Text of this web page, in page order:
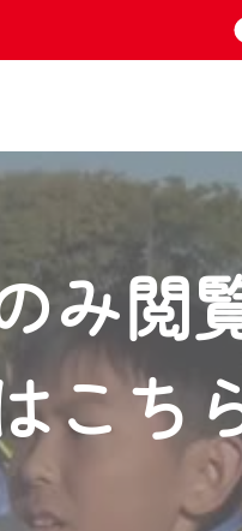
み閲
こち
せ
ューアルします！
目瞭然。
先でも！
ます！